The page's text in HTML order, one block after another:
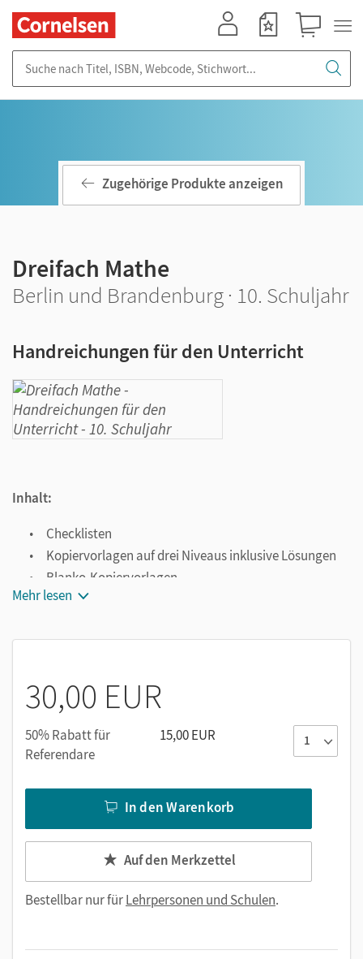
Zugehörige Produkte anzeigen
Dreifach Mathe
Berlin und Brandenburg · 10. Schuljahr
Handreichungen für den Unterricht
Inhalt:
Checklisten
Kopiervorlagen auf drei Niveaus inklusive Lösungen
Blanko-Kopiervorlagen
Operatorenliste
Mehr lesen
30,00 EUR
50% Rabatt für
Referendare
15,00 EUR
In den Warenkorb
Auf den Merkzettel
Bestellbar nur fürLehrpersonen und Schulen.